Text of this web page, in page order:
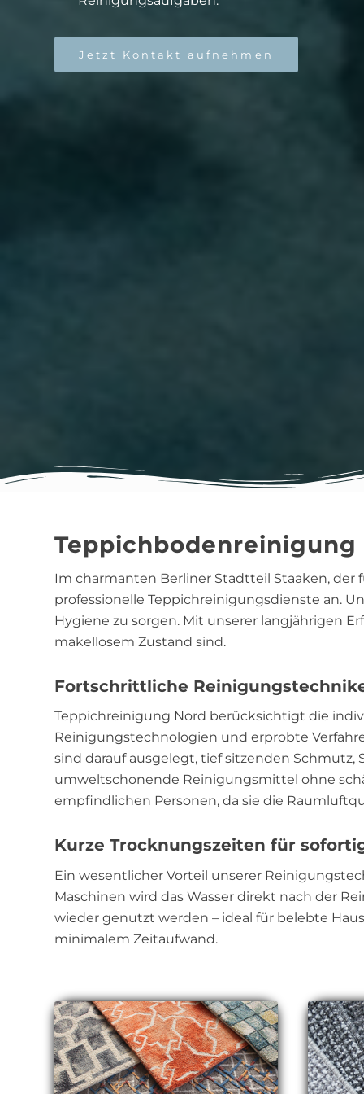
Jetzt Kontakt aufnehmen
Teppichbodenreinigung
Im charmanten Berliner Stadtteil Staaken,
professionelle Teppichreinigungsdienste an.
Hygiene zu sorgen. Mit unserer langjährigen
makellosem Zustand sind.
Fortschrittliche
Teppichreinigung Nord berücksichtigt die
Reinigungstechnologien und erprobte
sind darauf ausgelegt, tief sitzenden
umweltschonende Reinigungsmittel ohne
empfindlichen Personen, da sie die
Kurze Trocknungszeiten für
Ein wesentlicher Vorteil unserer
Maschinen wird das Wasser direkt nach der
wieder genutzt werden – ideal für belebte
minimalem Zeitaufwand.